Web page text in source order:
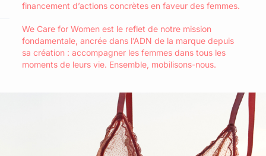
financement d’actions concrètes en faveur des femmes.
We Care for Women est le reflet de notre mission
fondamentale, ancrée dans l’ADN de la marque depuis
sa création : accompagner les femmes dans tous les
moments de leurs vie. Ensemble, mobilisons-nous.